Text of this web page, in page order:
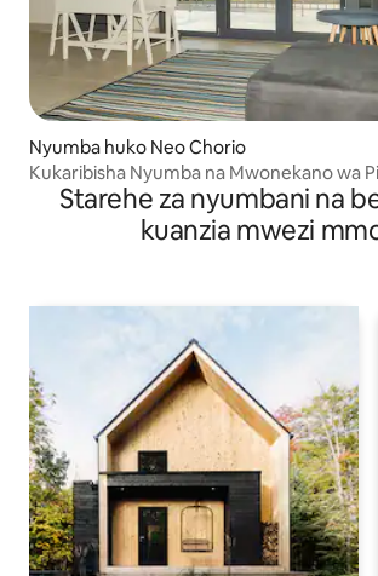
Nyumba huko Neo Chorio
Kukaribisha Nyumba na Mwonekano wa
Starehe za nyumbani na
kuanzia mwezi